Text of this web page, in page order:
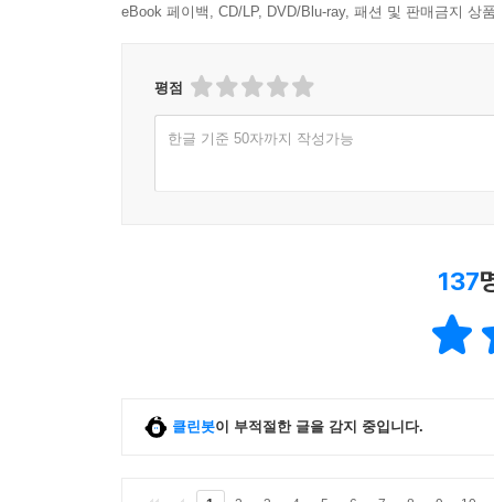
eBook 페이백, CD/LP, DVD/Blu-ray, 패션 및 판매금지 상
평점
한글 기준 50자까지 작성가능
137
클린봇이 부적절한 글을 감지 중입니다.